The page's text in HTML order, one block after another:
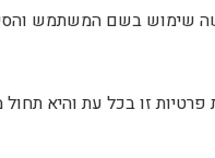
שימוש בשם המשתמש
פרטיות זו בכל עת והיא